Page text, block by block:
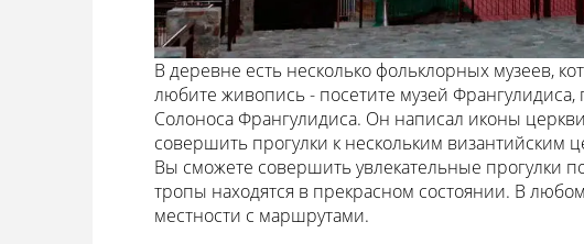
В деревне есть несколько фольклорных музеев,
любите живопись - посетите музей
Солоноса Франгулидиса. Он написал иконы
совершить прогулки к нескольким византийским
Вы сможете совершить увлекательные прогулки
тропы находятся в прекрасном состоянии. В
местности с маршрутами.